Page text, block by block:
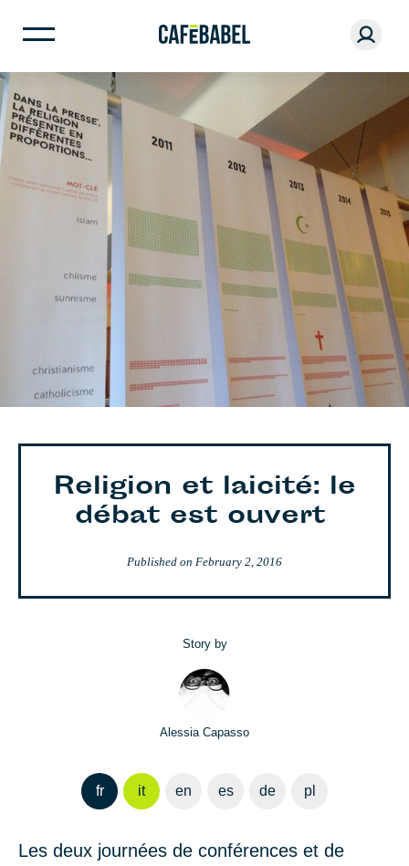
Religion et laicité: le
débat est ouvert
Published on February 2, 2016
Story by
Alessia Capasso
fr it en es de pl
Les deux journées de conférences et de